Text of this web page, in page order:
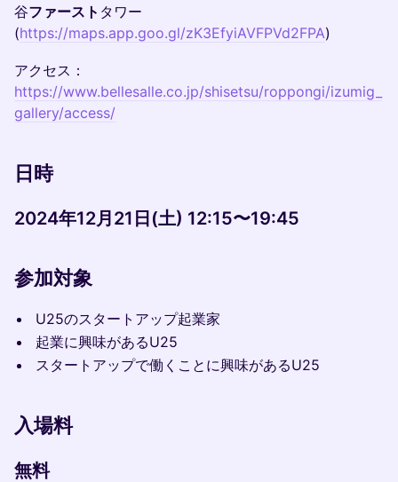
谷ファースト タワー
(https://maps.app.goo.gl/zK3EfyiAVFPVd2FPA)
アクセス：
https://www.bellesalle.co.jp/shisetsu/roppongi/izumig_
gallery/access/
日時
2024年12月21日(土) 12:15〜19:45
参加対象
​U25のスタートアップ起業家
​起業に興味があるU25
​スタートアップで働くことに興味があるU25
入場料
無料